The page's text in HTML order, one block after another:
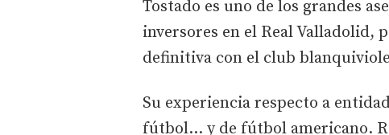
Tostado es uno de los grandes
inversores en el Real Valladolid,
definitiva con el club
Su experiencia respecto a
fútbol... y de fútbol americano.